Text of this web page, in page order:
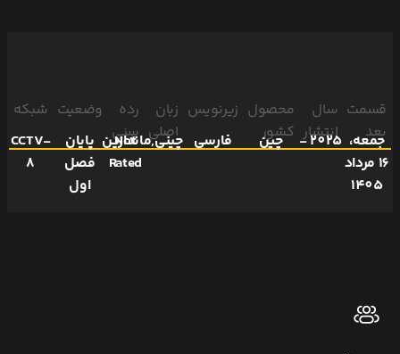
قسمت
بعد
جمعه،
16 مرداد
1405
سال
انتشار
2025 -
محصول
کشور
چین
زیرنویس
فارسی
زبان
اصلی
چینی,ماندارین
رده
سنی
Not
Rated
وضعیت
پایان
فصل
اول
شبکه
CCTV-
8